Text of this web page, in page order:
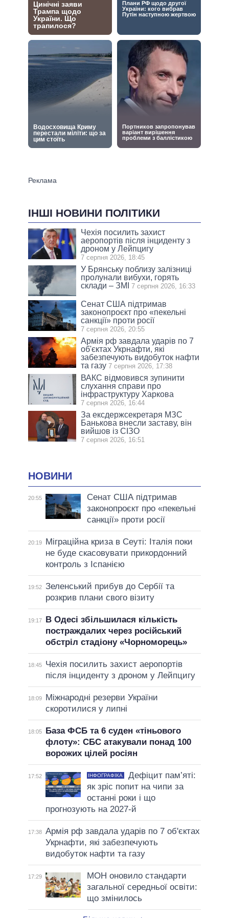
ІНШІ НОВИНИ ПОЛІТИКИ
Чехія посилить захист
аеропортів після інциденту з
дроном у Лейпцигу
7 серпня 2026, 18:45
У Брянську поблизу залізниці
пролунали вибухи, горять
склади – ЗМІ
7 серпня 2026, 16:33
Сенат США підтримав
законопроєкт про «пекельні
санкції» проти росії
7 серпня 2026, 20:55
Армія рф завдала ударів по 7
об'єктах Укрнафти, які
забезпечують видобуток нафти
та газу 7 серпня 2026, 17:38
ВАКС відмовився зупинити
слухання справи про
інфраструктуру Харкова
7 серпня 2026, 16:44
За ексдержсекретаря МЗС
Банькова внесли заставу, він
вийшов із СІЗО
7 серпня 2026, 16:51
НОВИНИ
20:55
Сенат США підтримав
законопроєкт про «пекельні
санкції» проти росії
20:19
Міграційна криза в Сеуті: Італія поки
не буде скасовувати прикордонний
контроль з Іспанією
19:52 Зеленський прибув до Сербії та
розкрив плани свого візиту
19:17
В Одесі збільшилася кількість
постраждалих через російський
обстріл стадіону «Чорноморець»
18:45
Чехія посилить захист аеропортів
після інциденту з дроном у Лейпцигу
18:09
Міжнародні резерви України
скоротилися у липні
18:05
База ФСБ та 6 суден «тіньового
флоту»: СБС атакували понад 100
ворожих цілей росіян
17:52 ІНФОГРАФІКА
Дефіцит пам’яті:
як зріс попит на чипи за
останні роки і що
прогнозують на 2027-й
17:38 Армія рф завдала ударів по 7 об'єктах
Укрнафти, які забезпечують
видобуток нафти та газу
17:29
МОН оновило стандарти
загальної середньої освіти:
що змінилось